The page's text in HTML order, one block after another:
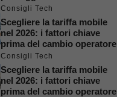
Consigli Tech
Scegliere la tariffa mobile
nel 2026: i fattori chiave
prima del cambio operatore
Consigli Tech
Scegliere la tariffa mobile
nel 2026: i fattori chiave
prima del cambio operatore